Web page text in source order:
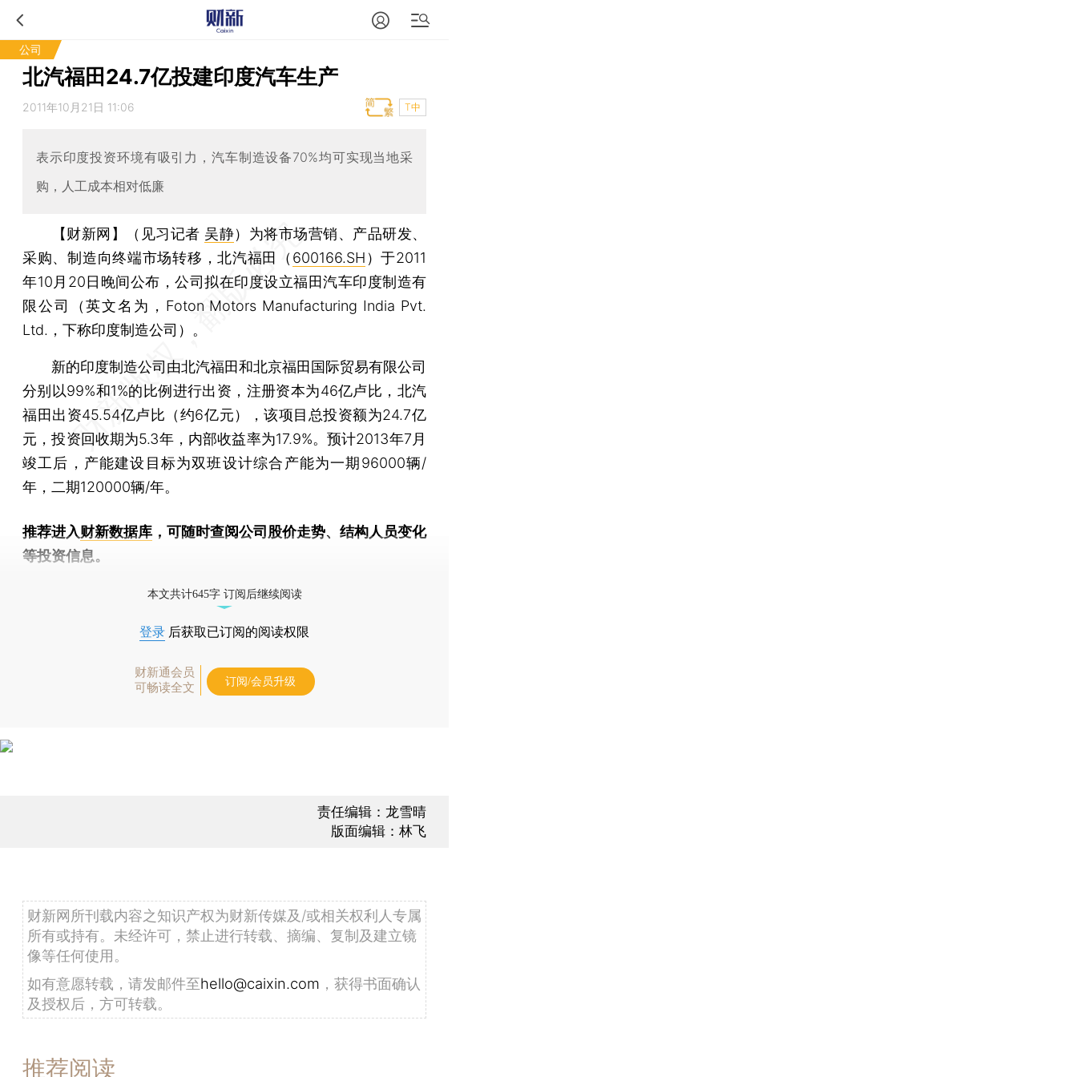
公司
北汽福田24.7亿投建印度汽车生产
2011年10月21日 11:06 T中
表示印度投资环境有吸引力，汽车制造设备70%均可实现当地采
购，人工成本相对低廉
【财新网】（见习记者 吴静） 为将市场营销、产品研发、
采购、制造向终端市场转移，北汽福田（ 600166.SH ）于2011
年10月20日晚间公布，公司拟在印度设立福田汽车印度制造有
限公司（英文名为，Foton Motors Manufacturing India Pvt.
Ltd.，下称印度制造公司）。
新的印度制造公司由北汽福田和北京福田国际贸易有限公司
分别以99%和1%的比例进行出资，注册资本为46亿卢比，北汽
福田出资45.54亿卢比（约6亿元），该项目总投资额为24.7亿
元，投资回收期为5.3年，内部收益率为17.9%。预计2013年7月
竣工后，产能建设目标为双班设计综合产能为一期96000辆/
年，二期120000辆/年。
推荐进入财新数据库 ，可随时查阅公司股价走势、结构人员变化
等投资信息。
本文共计645字 订阅后继续阅读
登录 后获取已订阅的阅读权限
财新通会员
可畅读全文
订阅/会员升级
责任编辑：龙雪晴
版面编辑：林飞
财新网所刊载内容之知识产权为财新传媒及/或相关权利人专属
所有或持有。未经许可，禁止进行转载、摘编、复制及建立镜
像等任何使用。
如有意愿转载，请发邮件至hello@caixin.com ，获得书面确认
及授权后，方可转载。
推荐阅读